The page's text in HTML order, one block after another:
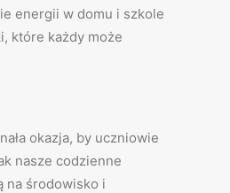
energii w domu i szkole
które każdy może
okazja, by uczniowie
nasze codzienne
na środowisko i